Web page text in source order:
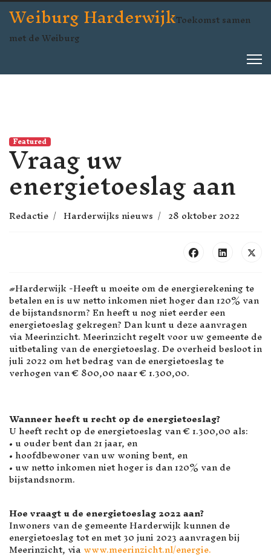
Weiburg HarderwijkToekomst samen
met de Weiburg
Featured
Vraag uw
energietoeslag aan
Redactie Harderwijks nieuws 28 oktober 2022
#Harderwijk -Heeft u moeite om de energierekening te
betalen en is uw netto inkomen niet hoger dan 120% van
de bijstandsnorm? En heeft u nog niet eerder een
energietoeslag gekregen? Dan kunt u deze aanvragen
via Meerinzicht. Meerinzicht regelt voor uw gemeente de
uitbetaling van de energietoeslag. De overheid besloot in
juli 2022 om het bedrag van de energietoeslag te
verhogen van € 800,00 naar € 1.300,00.
Wanneer heeft u recht op de energietoeslag?
U heeft recht op de energietoeslag van € 1.300,00 als:
• u ouder bent dan 21 jaar, en
• hoofdbewoner van uw woning bent, en
• uw netto inkomen niet hoger is dan 120% van de
bijstandsnorm.
Hoe vraagt u de energietoeslag 2022 aan?
Inwoners van de gemeente Harderwijk kunnen de
energietoeslag tot en met 30 juni 2023 aanvragen bij
Meerinzicht, viawww.meerinzicht.nl/energie.